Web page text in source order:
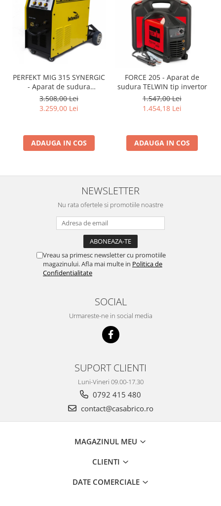
PERFEKT MIG 315 SYNERGIC
- Aparat de sudura
INTENSIV tip MIG/TIG/MMA
3.508,00 Lei
3.259,00 Lei
ADAUGA IN COS
FORCE 205 - Aparat de
sudura TELWIN tip invertor
1.547,00 Lei
1.454,18 Lei
ADAUGA IN COS
NEWSLETTER
Nu rata ofertele si promotiile noastre
Vreau sa primesc newsletter cu promotiile
magazinului. Afla mai multe in Politica de
Confidentialitate
SOCIAL
Urmareste-ne in social media
SUPORT CLIENTI
Luni-Vineri 09.00-17.30
0792 415 480
contact@casabrico.ro
MAGAZINUL MEU
CLIENTI
DATE COMERCIALE